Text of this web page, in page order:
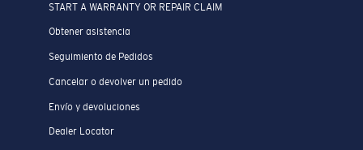
START A WARRANTY OR REPAIR CLAIM
Obtener asistencia
Seguimiento de Pedidos
Cancelar o devolver un pedido
Envío y devoluciones
Dealer Locator